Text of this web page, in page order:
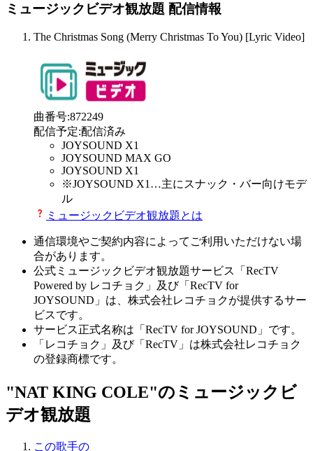
ミュージックビデオ観放題 配信情報
The Christmas Song (Merry Christmas To You) [Lyric Video]
曲番号:872249
配信予定:配信済み
JOYSOUND X1
JOYSOUND MAX GO
JOYSOUND X1
※JOYSOUND X1 …主にスナック・バー向けモデ
ル
ミュージックビデオ観放題とは
通信環境やご契約内容によってご利用いただけない場
合があります。
公式ミュージックビデオ観放題サービス「RecTV
Powered by レコチョク」及び「RecTV for
JOYSOUND」は、株式会社レコチョクが提供するサー
ビスです。
サービス正式名称は「RecTV for JOYSOUND」です。
「レコチョク」及び「RecTV」は株式会社レコチョク
の登録商標です。
"NAT KING COLE"のミュージックビ
デオ観放題
この歌手の